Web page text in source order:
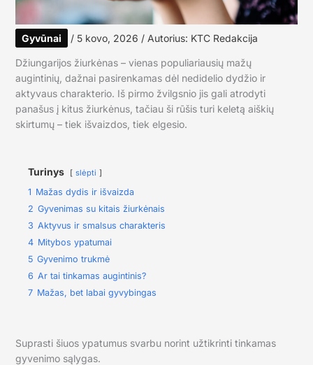
Gyvūnai / 5 kovo, 2026 / Autorius: KTC Redakcija
Džiungarijos žiurkėnas – vienas populiariausių mažų
augintinių, dažnai pasirenkamas dėl nedidelio dydžio ir
aktyvaus charakterio. Iš pirmo žvilgsnio jis gali atrodyti
panašus į kitus žiurkėnus, tačiau ši rūšis turi keletą aiškių
skirtumų – tiek išvaizdos, tiek elgesio.
Turinys slėpti
1 Mažas dydis ir išvaizda
2 Gyvenimas su kitais žiurkėnais
3 Aktyvus ir smalsus charakteris
4 Mitybos ypatumai
5 Gyvenimo trukmė
6 Ar tai tinkamas augintinis?
7 Mažas, bet labai gyvybingas
Suprasti šiuos ypatumus svarbu norint užtikrinti tinkamas
gyvenimo sąlygas.